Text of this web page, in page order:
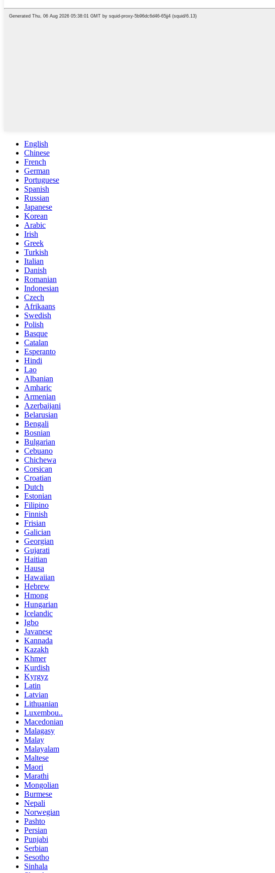
English
Chinese
French
German
Portuguese
Spanish
Russian
Japanese
Korean
Arabic
Irish
Greek
Turkish
Italian
Danish
Romanian
Indonesian
Czech
Afrikaans
Swedish
Polish
Basque
Catalan
Esperanto
Hindi
Lao
Albanian
Amharic
Armenian
Azerbaijani
Belarusian
Bengali
Bosnian
Bulgarian
Cebuano
Chichewa
Corsican
Croatian
Dutch
Estonian
Filipino
Finnish
Frisian
Galician
Georgian
Gujarati
Haitian
Hausa
Hawaiian
Hebrew
Hmong
Hungarian
Icelandic
Igbo
Javanese
Kannada
Kazakh
Khmer
Kurdish
Kyrgyz
Latin
Latvian
Lithuanian
Luxembou..
Macedonian
Malagasy
Malay
Malayalam
Maltese
Maori
Marathi
Mongolian
Burmese
Nepali
Norwegian
Pashto
Persian
Punjabi
Serbian
Sesotho
Sinhala